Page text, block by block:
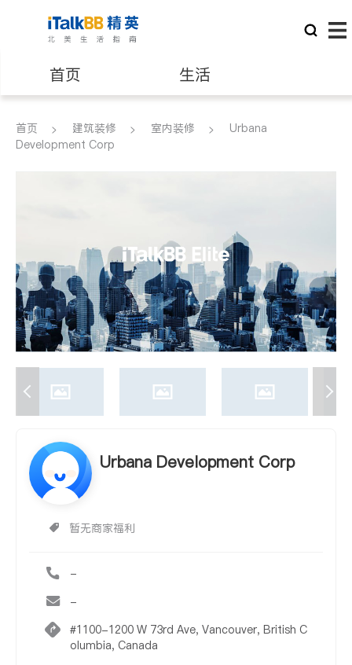
首页 生活
医生 律师
建筑装修
首页 建筑装修 室内装修
Urbana
Development Corp
Urbana Development Corp
暂无商家福利
-
-
#1100-1200 W 73rd Ave, Vancouver, British C
olumbia, Canada